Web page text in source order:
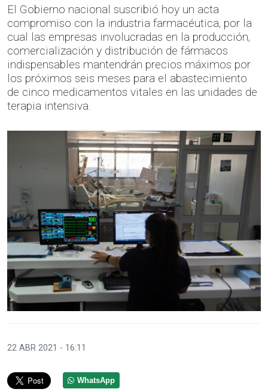
El Gobierno nacional suscribió hoy un acta
compromiso con la industria farmacéutica, por la
cual las empresas involucradas en la producción,
comercialización y distribución de fármacos
indispensables mantendrán precios máximos por
los próximos seis meses para el abastecimiento
de cinco medicamentos vitales en las unidades de
terapia intensiva.
22 ABR 2021 - 16:11
WhatsApp